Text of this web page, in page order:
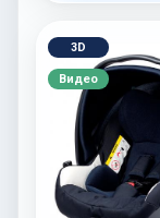
3D
Видео